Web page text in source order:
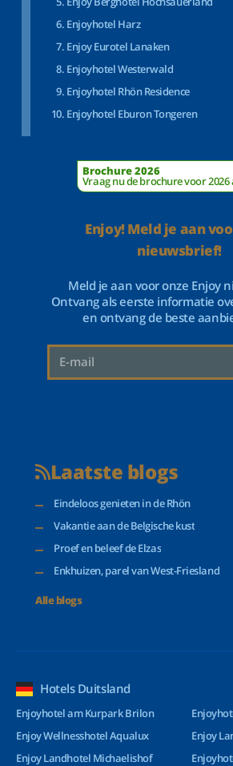
Enjoyhotel Harz
Enjoy Eurotel Lanaken
Enjoyhotel Westerwald
Enjoyhotel Rhön Residence
Enjoyhotel Eburon Tongeren
Brochure 2026
Vraag nu de brochure voor 2026
Enjoy! Meld je aan
nieuwsbrief!
Meld je aan voor onze Enjoy
Ontvang als eerste informatie
en ontvang de beste
Laatste blogs
Eindeloos genieten in de Rhön
Vakantie aan de Belgische kust
Proef en beleef de Elzas
Enkhuizen, parel van West-Friesland
Alle blogs
Hotels Duitsland
Enjoyhotel am Kurpark Brilon
Enjoy Wellnesshotel Aqualux
Enjoy Landhotel Michaelishof
Enjoy